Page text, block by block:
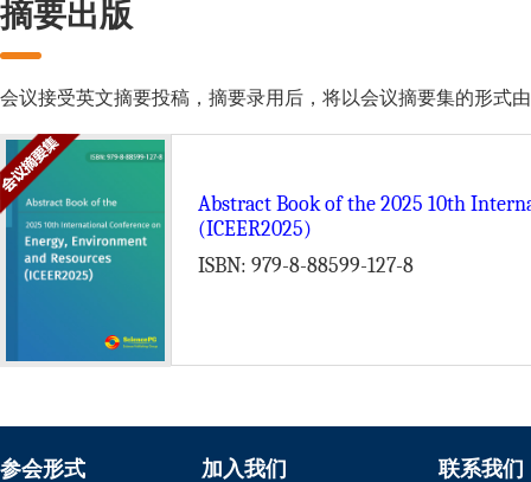
摘要出版
会议接受英文摘要投稿，摘要录用后，将以会议摘要集的形式由
Abstract Book of the 2025 10th
(ICEER2025)
ISBN: 979-8-88599-127-8
参会形式 加入我们 联系我们